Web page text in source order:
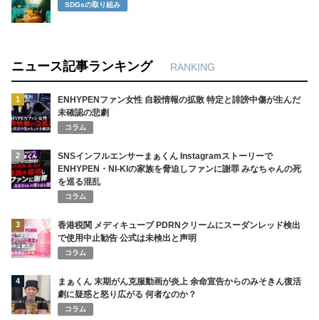
SDGsの取り組み
ニュース記事ランキング RANKING
1
ENHYPENファン女性 自殺情報の拡散 特定と誹謗中傷が生んだ
未確認の悲劇
コラム
2
SNSインフルエンサーまぁくん Instagramストーリーで
ENHYPEN・NI-KIの家族を脅迫しファンに謝罪 みなちゃんの死
を巡る混乱
コラム
3
香港税関 メディキューブ PDRNクリームにスーダンレッド検出
で使用中止勧告 公式は未検出と声明
コラム
4
まぁくん 末期がん克服動画が炎上 余命宣告からのみそきん復活
劇に疑惑と怒り広がる 何者なのか？
コラム